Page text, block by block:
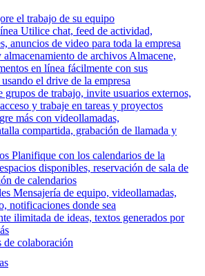
el trabajo de su equipo
Utilice chat, feed de actividad,
anuncios de video para toda la empresa
de archivos Almacene,
en línea fácilmente con sus
el drive de la empresa
grupos de trabajo, invite usuarios externos,
y trabaje en tareas y proyectos
más con videollamadas,
compartida, grabación de llamada y
Planifique con los calendarios de la
disponibles, reservación de sala de
de calendarios
Mensajería de equipo, videollamadas,
notificaciones donde sea
ilimitada de ideas, textos generados por
de colaboración